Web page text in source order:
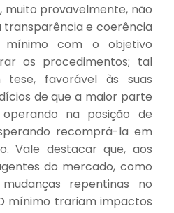
muito provavelmente, não
e coerência
com o objetivo
os procedimentos; tal
tese, favorável às suas
de que a maior parte
na posição de
recomprá-la em
Vale destacar que, aos
do mercado, como
repentinas no
mínimo trariam impactos